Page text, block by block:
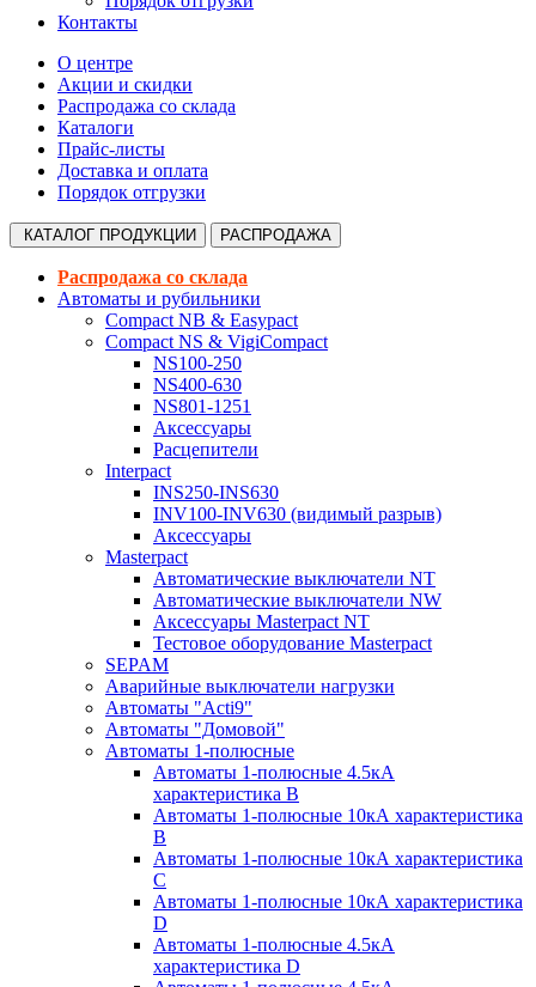
Контакты
О центре
Акции и скидки
Распродажа со склада
Каталоги
Прайс-листы
Доставка и оплата
Порядок отгрузки
КАТАЛОГ ПРОДУКЦИИ РАСПРОДАЖА
Распродажа со склада
Автоматы и рубильники
Compact NB & Easypact
Compact NS & VigiCompact
NS100-250
NS400-630
NS801-1251
Аксессуары
Расцепители
Interpact
INS250-INS630
INV100-INV630 (видимый разрыв)
Аксессуары
Masterpact
Автоматические выключатели NT
Автоматические выключатели NW
Аксессуары Masterpact NT
Тестовое оборудование Masterpact
SEPAM
Аварийные выключатели нагрузки
Автоматы "Acti9"
Автоматы "Домовой"
Автоматы 1-полюсные
Автоматы 1-полюсные 4.5кА
характеристика В
Автоматы 1-полюсные 10кА характеристика
B
Автоматы 1-полюсные 10кА характеристика
C
Автоматы 1-полюсные 10кА характеристика
D
Автоматы 1-полюсные 4.5кА
характеристика D